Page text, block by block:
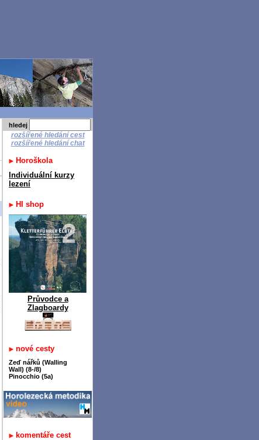
hledej
rozšířené hledání cest
rozšířené hledání chat
Horoškola
Individuální kurzy
lezení
HI shop
Průvodce a
Zlagboardy
nové cesty
Zeď nářků (Walling
Wall) (8-/8)
Pinocchio (5a)
komentáře cest